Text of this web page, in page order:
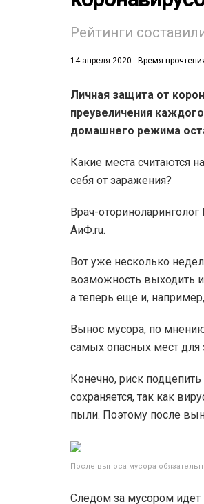
Рейтинги
14 апреля 2020 Время
Личная защита от
преувеличения
домашнего режима
Какие места считаются
себя от заражения?
Врач-
АиФ.ru.
Вот уже несколько
возможность выходить
а теперь еще и, например,
Вынос мусора, по
самых опасных мест для
Конечно, риск
сохраняется, так как
пыли. Поэтому после
После выноса мусора
Следом за мусором